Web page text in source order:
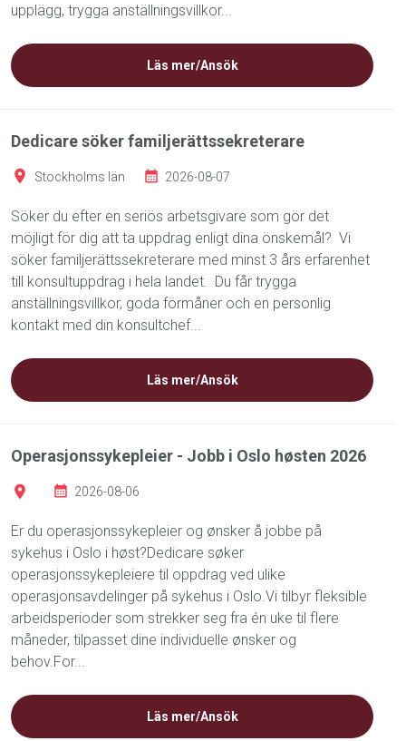
upplägg, trygga anställningsvillkor...
Läs mer/Ansök
Dedicare söker familjerättssekreterare
Stockholms län 2026-08-07
Söker du efter en seriös arbetsgivare som gör det
möjligt för dig att ta uppdrag enligt dina önskemål? Vi
söker familjerättssekreterare med minst 3 års erfarenhet
till konsultuppdrag i hela landet. Du får trygga
anställningsvillkor, goda förmåner och en personlig
kontakt med din konsultchef...
Läs mer/Ansök
Operasjonssykepleier - Jobb i Oslo høsten 2026
2026-08-06
Er du operasjonssykepleier og ønsker å jobbe på
sykehus i Oslo i høst?Dedicare søker
operasjonssykepleiere til oppdrag ved ulike
operasjonsavdelinger på sykehus i Oslo.Vi tilbyr fleksible
arbeidsperioder som strekker seg fra én uke til flere
måneder, tilpasset dine individuelle ønsker og
behov.For...
Läs mer/Ansök